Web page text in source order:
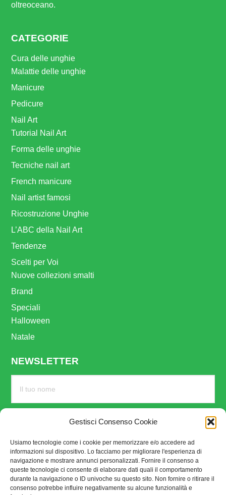
Gestisci Consenso Cookie
Usiamo tecnologie come i cookie per memorizzare e/o accedere ad
informazioni sul dispositivo. Lo facciamo per migliorare l'esperienza di
navigazione e mostrare annunci personalizzati. Fornire il consenso a
queste tecnologie ci consente di elaborare dati quali il comportamento
durante la navigazione o ID univoche su questo sito. Non fornire o ritirare il
consenso potrebbe influire negativamente su alcune funzionalità e
oltreoceano.
CATEGORIE
Cura delle unghie
Malattie delle unghie
Manicure
Pedicure
Nail Art
Tutorial Nail Art
Forma delle unghie
Tecniche nail art
French manicure
Nail artist famosi
Ricostruzione Unghie
L’ABC della Nail Art
Tendenze
Scelti per Voi
Nuove collezioni smalti
Brand
Speciali
Halloween
Natale
NEWSLETTER